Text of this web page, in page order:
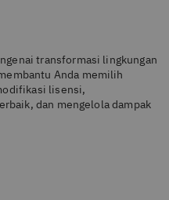
transformasi lingkungan
Anda memilih
lisensi,
dan mengelola dampak